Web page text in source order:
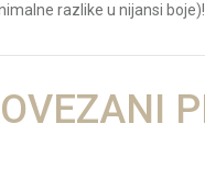
razlike u nijansi boje)!